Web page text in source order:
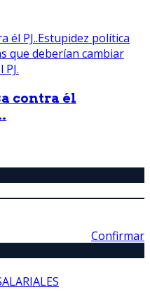
contra él
Confirmar